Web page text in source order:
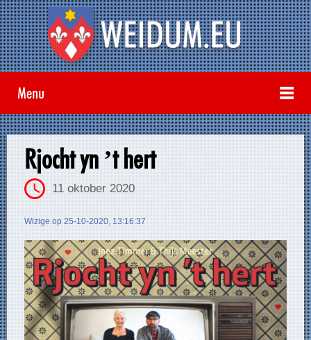
Menu
Rjocht yn ’t hert
11 oktober 2020
Wizige op 25-10-2020, 13:16:37